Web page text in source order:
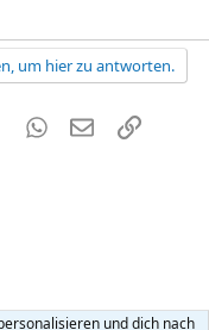
um hier zu antworten.
Tumblr WhatsApp
E-MailLink
und dich nach